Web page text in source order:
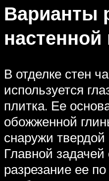
Варианты
настенной
В отделке стен
используется
плитка. Ее
обожженной
снаружи твердой
Главной задачей
разрезание ее